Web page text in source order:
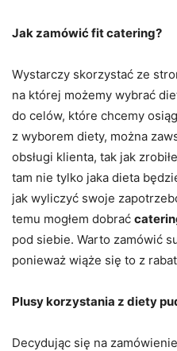
Jak zamówić fit catering?
Wystarczy skorzystać ze
na której możemy wybrać
do celów, które chcemy
z wyborem diety, można
obsługi klienta, tak jak
tam nie tylko jaka dieta
jak wyliczyć swoje
temu mogłem dobrać
pod siebie. Warto zamówić
ponieważ wiąże się to z
Plusy korzystania z diety
Decydując się na